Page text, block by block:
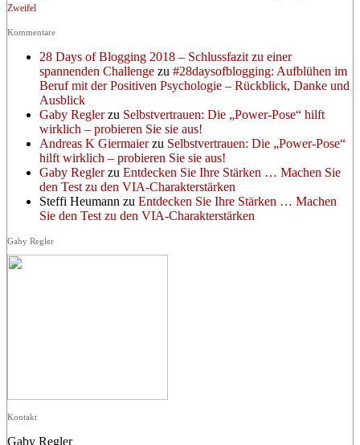
Zweifel
Kommentare
28 Days of Blogging 2018 – Schlussfazit zu einer
spannenden Challenge zu #28daysofblogging: Aufblühen im
Beruf mit der Positiven Psychologie – Rückblick, Danke und
Ausblick
Gaby Reglerzu Selbstvertrauen: Die „Power-Pose“ hilft
wirklich – probieren Sie sie aus!
Andreas K Giermaierzu Selbstvertrauen: Die „Power-Pose“
hilft wirklich – probieren Sie sie aus!
Gaby Reglerzu Entdecken Sie Ihre Stärken … Machen Sie
den Test zu den VIA-Charakterstärken
Steffi Heumann zu Entdecken Sie Ihre Stärken … Machen
Sie den Test zu den VIA-Charakterstärken
Gaby Regler
Kontakt
Gaby Regler